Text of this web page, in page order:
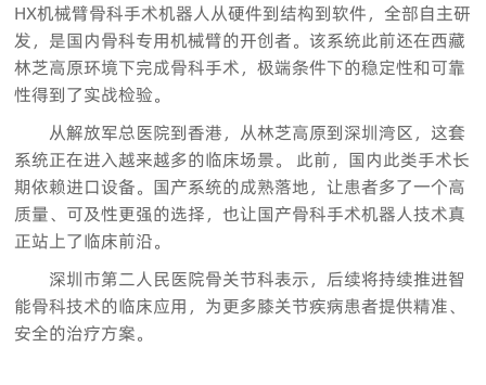
HX机械臂骨科手术机器人从硬件到结构到软件，全部自主研
发，是国内骨科专用机械臂的开创者。该系统此前还在西藏
林芝高原环境下完成骨科手术，极端条件下的稳定性和可靠
性得到了实战检验。
从解放军总医院到香港，从林芝高原到深圳湾区，这套
系统正在进入越来越多的临床场景。 此前，国内此类手术长
期依赖进口设备。国产系统的成熟落地，让患者多了一个高
质量、可及性更强的选择，也让国产骨科手术机器人技术真
正站上了临床前沿。
深圳市第二人民医院骨关节科表示，后续将持续推进智
能骨科技术的临床应用，为更多膝关节疾病患者提供精准、
安全的治疗方案。